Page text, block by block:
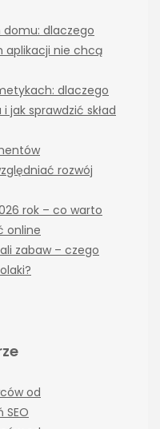
domu: dlaczego
aplikacji nie chcą
dlaczego
jak sprawdzić skład
rozwój
rok – co warto
online
zabaw – czego
od
SEO